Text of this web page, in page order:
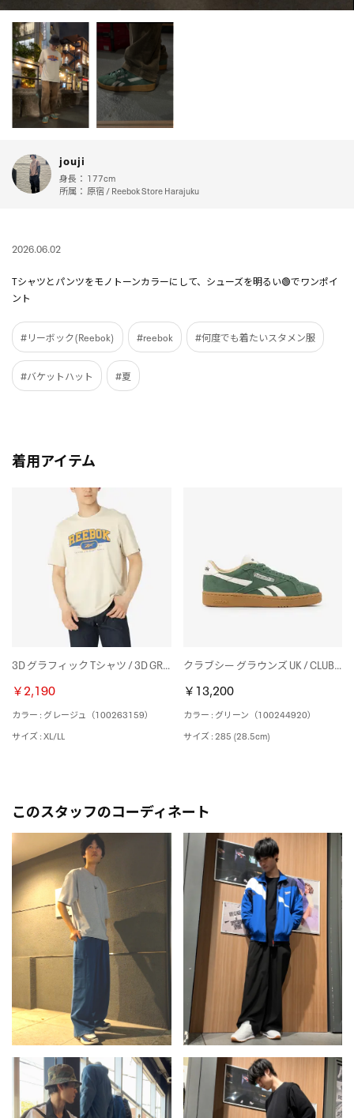
jouji
身長： 177cm
所属： 原宿 / Reebok Store Harajuku
2026.06.02
Tシャツとパンツをモノトーンカラーにして、シューズを明るい🟢でワンポイ
ント
#リーボック(Reebok) #reebok #何度でも着たいスタメン服
#バケットハット #夏
着用アイテム
3D グラフィック Tシャツ / 3D GRAPHIC TEE （グレージュ）
￥2,190
カラー : グレージュ（100263159）
サイズ : XL/LL
クラブシー グラウンズ UK / CLUB C GROUNDS UK （グリーン）
￥13,200
カラー : グリーン（100244920）
サイズ : 285 (28.5cm)
このスタッフのコーディネート